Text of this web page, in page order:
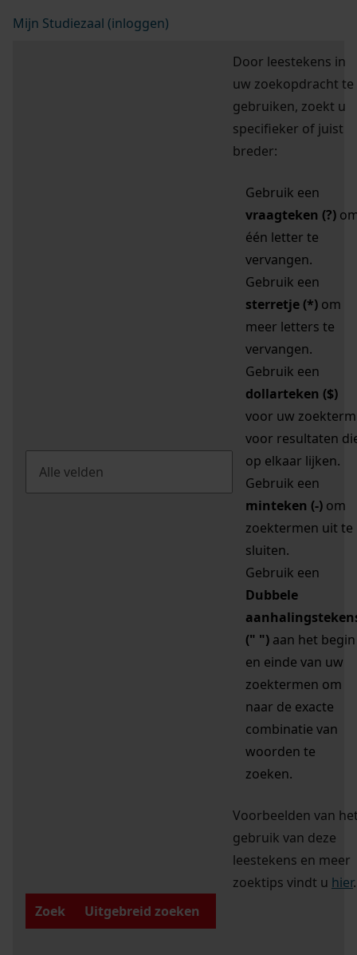
Mijn Studiezaal (inloggen)
Door leestekens in
uw zoekopdracht te
gebruiken, zoekt u
specifieker of juist
breder:
Gebruik een
vraagteken (?)
één letter te
vervangen.
Gebruik een
sterretje (*) om
meer letters te
vervangen.
Gebruik een
dollarteken ($)
voor uw zoekterm
voor resultaten
op elkaar lijken.
Gebruik een
minteken (-) om
zoektermen uit te
sluiten.
Gebruik een
Dubbele
(" ") aan het begin
en einde van uw
zoektermen om
naar de exacte
combinatie van
woorden te
zoeken.
Voorbeelden van
gebruik van deze
leestekens en meer
zoektips vindt u hier.
Zoek
Uitgebreid zoeken